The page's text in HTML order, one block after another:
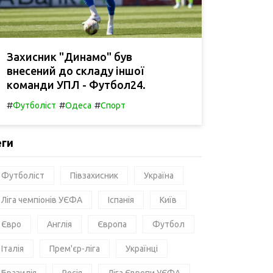
Захисник "Динамо" був
внесений до складу іншої
команди УПЛ - Футбол24.
#Футболіст #Одеса #Спорт
Футболіст Півзахисник Україна
Ліга чемпіонів УЄФА Іспанія Київ
Євро Англія Європа Футбол
Італія Прем'єр-ліга Українці